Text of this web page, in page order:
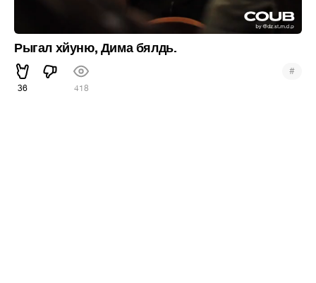
Рыгал хйуню, Дима бялдь.
36 418
#